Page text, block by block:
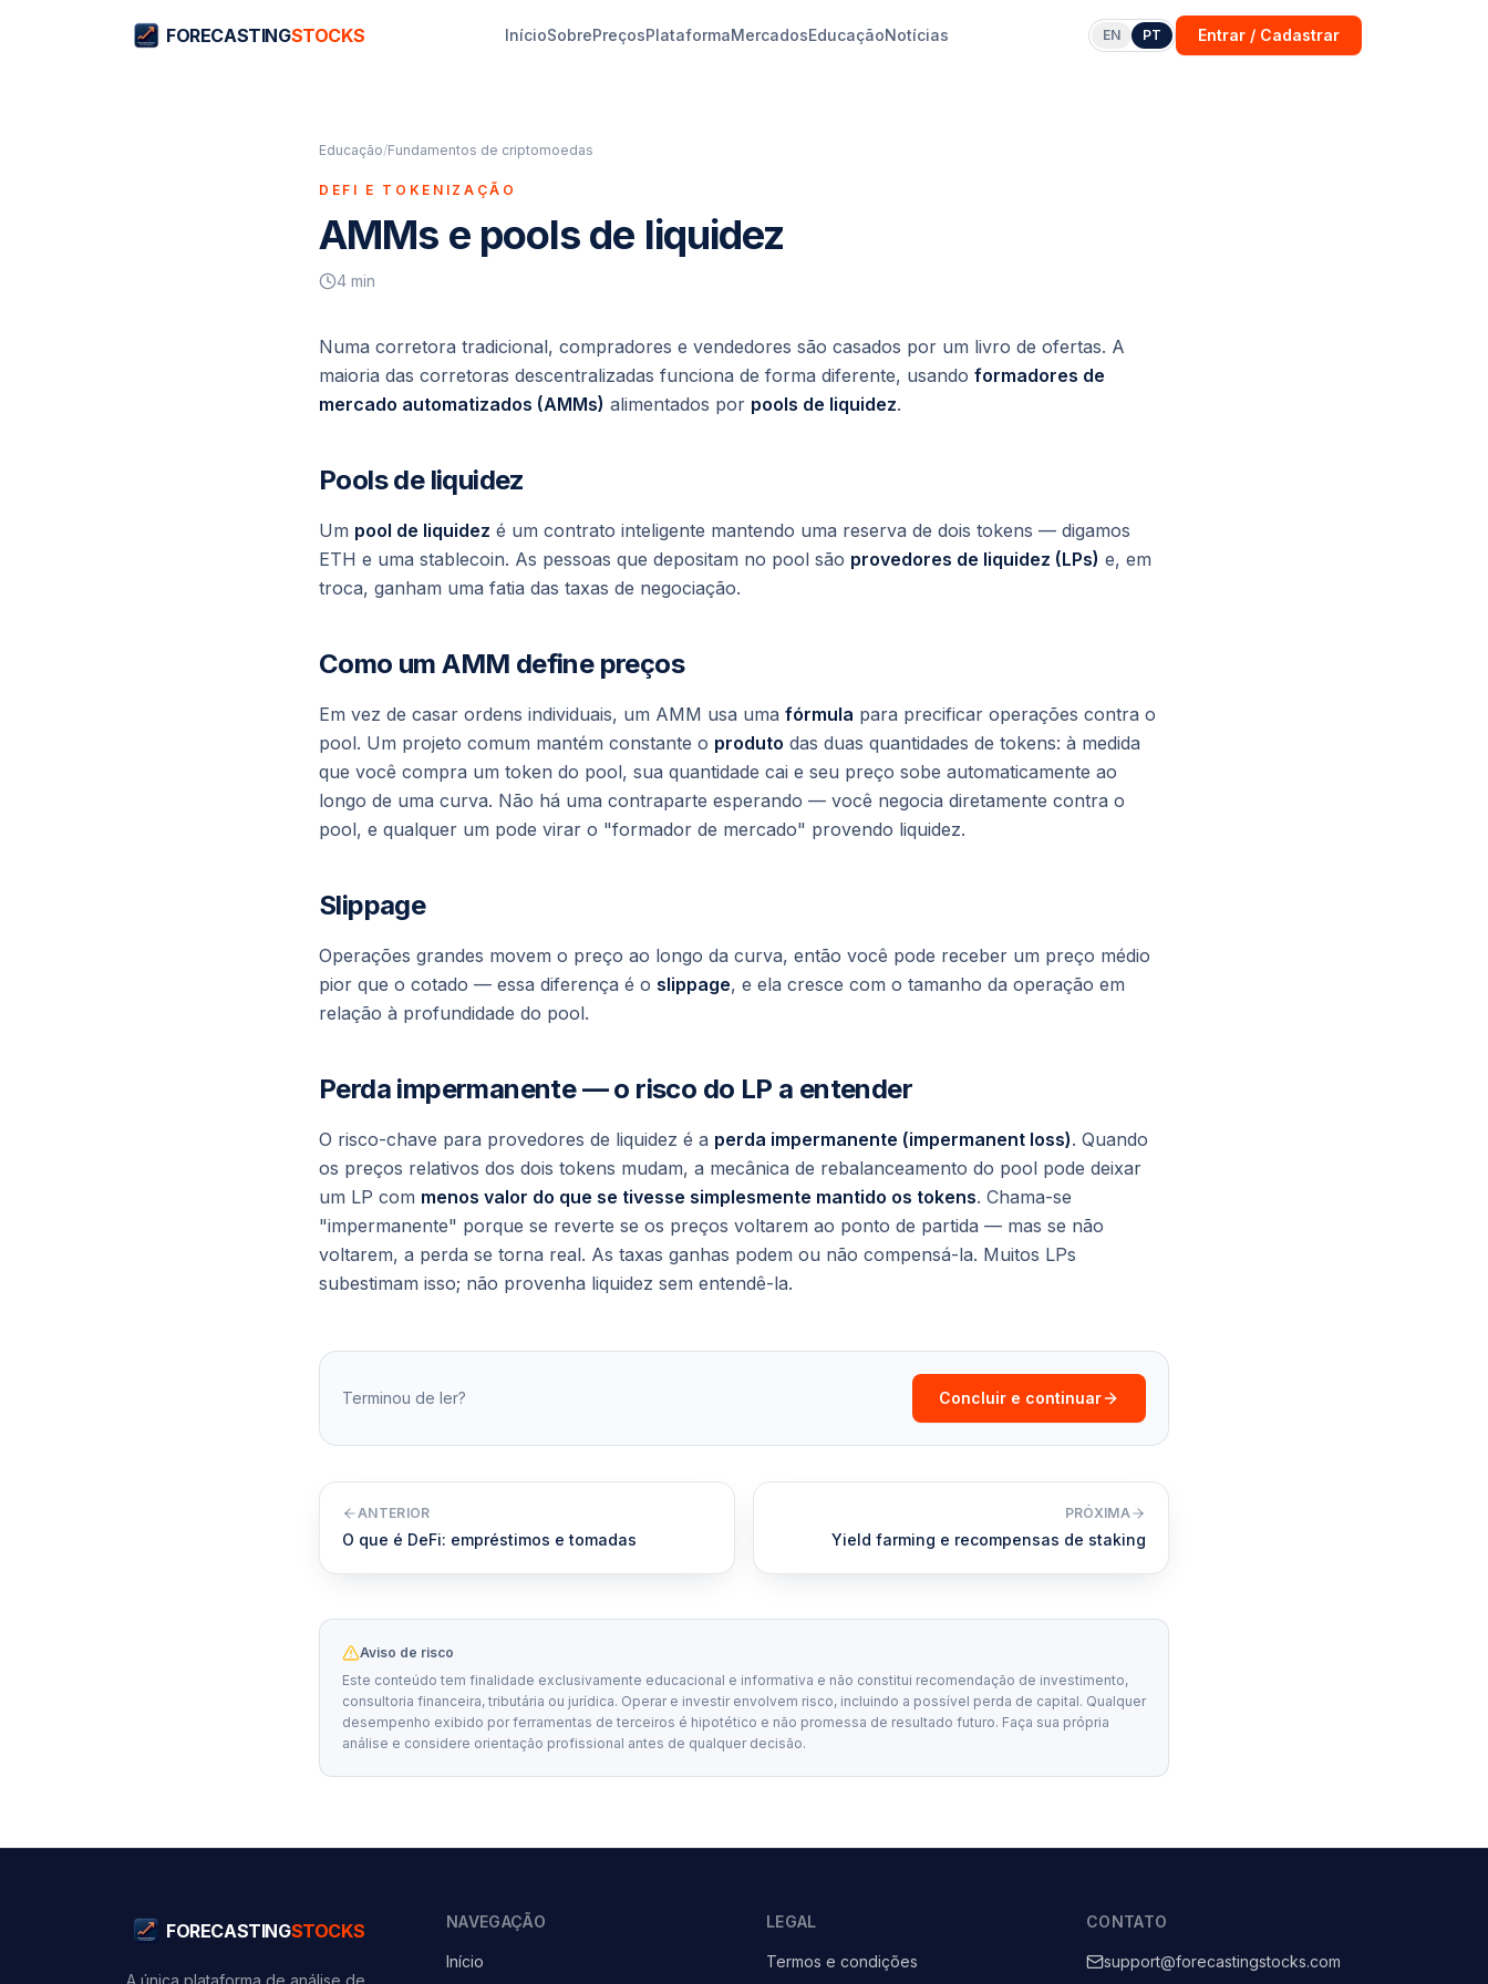
FORECASTINGSTOCKS InícioSobrePreçosPlataformaMercadosEducaçãoNotícias EN PT Entrar / Cadastrar
Educação/Fundamentos de criptomoedas
DEFI E TOKENIZAÇÃO
AMMs e pools de liquidez
4 min
Numa corretora tradicional, compradores e vendedores são casados por um livro de ofertas. A
maioria das corretoras descentralizadas funciona de forma diferente, usando formadores de
mercado automatizados (AMMs) alimentados por pools de liquidez.
Pools de liquidez
Um pool de liquidez é um contrato inteligente mantendo uma reserva de dois tokens — digamos
ETH e uma stablecoin. As pessoas que depositam no pool são provedores de liquidez (LPs) e, em
troca, ganham uma fatia das taxas de negociação.
Como um AMM define preços
Em vez de casar ordens individuais, um AMM usa uma fórmula para precificar operações contra o
pool. Um projeto comum mantém constante o produto das duas quantidades de tokens: à medida
que você compra um token do pool, sua quantidade cai e seu preço sobe automaticamente ao
longo de uma curva. Não há uma contraparte esperando — você negocia diretamente contra o
pool, e qualquer um pode virar o "formador de mercado" provendo liquidez.
Slippage
Operações grandes movem o preço ao longo da curva, então você pode receber um preço médio
pior que o cotado — essa diferença é o slippage, e ela cresce com o tamanho da operação em
relação à profundidade do pool.
Perda impermanente — o risco do LP a entender
O risco-chave para provedores de liquidez é a perda impermanente (impermanent loss). Quando
os preços relativos dos dois tokens mudam, a mecânica de rebalanceamento do pool pode deixar
um LP com menos valor do que se tivesse simplesmente mantido os tokens. Chama-se
"impermanente" porque se reverte se os preços voltarem ao ponto de partida — mas se não
voltarem, a perda se torna real. As taxas ganhas podem ou não compensá-la. Muitos LPs
subestimam isso; não provenha liquidez sem entendê-la.
Terminou de ler? Concluir e continuar
ANTERIOR
O que é DeFi: empréstimos e tomadas
PRÓXIMA
Yield farming e recompensas de staking
Aviso de risco
Este conteúdo tem finalidade exclusivamente educacional e informativa e não constitui recomendação de investimento,
consultoria financeira, tributária ou jurídica. Operar e investir envolvem risco, incluindo a possível perda de capital. Qualquer
desempenho exibido por ferramentas de terceiros é hipotético e não promessa de resultado futuro. Faça sua própria
análise e considere orientação profissional antes de qualquer decisão.
FORECASTINGSTOCKS
A única plataforma de análise de
NAVEGAÇÃO
Início
LEGAL
Termos e condições
CONTATO
support@forecastingstocks.com